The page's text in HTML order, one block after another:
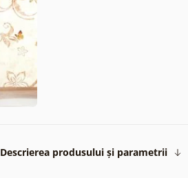
Descrierea produsului și parametrii